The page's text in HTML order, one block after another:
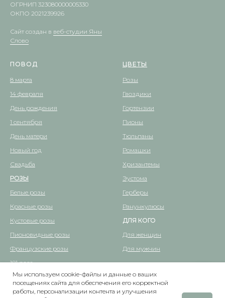
Мы используем cookie-файлы и данные о ваших
посещениях сайта для обеспечения его корректной
работы, персонализации контента и улучшения
Написать
ОГРНИП 323080000005330
ОКПО 2021239926
Сайт создан в веб-студии Яны
Слово
ПОВОД
8 марта
14 февраля
День рождения
1 сентября
День матери
Новый год
Свадьба
РОЗЫ
Белые розы
Красные розы
Кустовые розы
Пионовидные розы
Французские розы
101 роза
ВАЗЫ
ЦВЕТЫ
Розы
Гвоздики
Гортензии
Пионы
Тюльпаны
Ромашки
Хризантемы
Эустома
Герберы
Ранункулюсы
ДЛЯ КОГО
Для женщин
Для мужчин